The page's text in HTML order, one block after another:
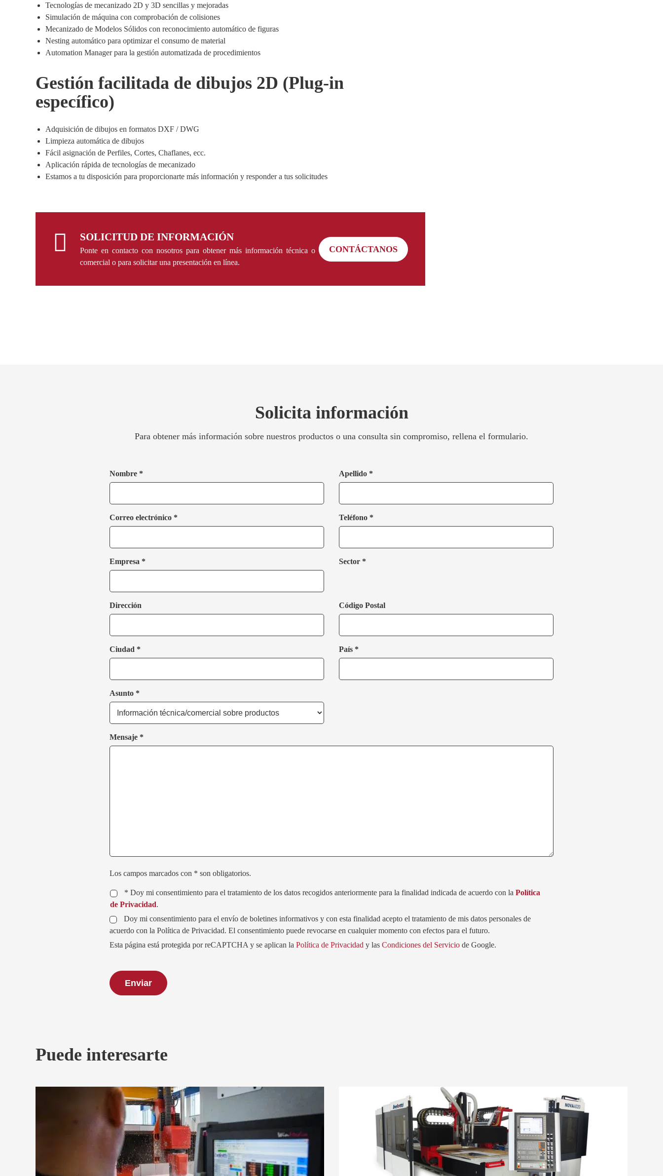
Tecnologías de mecanizado 2D y 3D sencillas y mejoradas
Simulación de máquina con comprobación de colisiones
Mecanizado de Modelos Sólidos con reconocimiento automático de figuras
Nesting automático para optimizar el consumo de material
Automation Manager para la gestión automatizada de procedimientos
Gestión facilitada de dibujos 2D (Plug-in
específico)
Adquisición de dibujos en formatos DXF / DWG
Limpieza automática de dibujos
Fácil asignación de Perfiles, Cortes, Chaflanes, ecc.
Aplicación rápida de tecnologías de mecanizado
Estamos a tu disposición para proporcionarte más información y responder a tus solicitudes
SOLICITUD DE INFORMACIÓN
Ponte en contacto con nosotros para obtener más información técnica o
comercial o para solicitar una presentación en línea.
CONTÁCTANOS
Solicita información
Para obtener más información sobre nuestros productos o una consulta sin compromiso, rellena el formulario.
Nombre * Apellido *
Correo electrónico * Teléfono *
Empresa * Sector *
Dirección Código Postal
Ciudad * País *
Asunto *
Mensaje *
Los campos marcados con * son obligatorios.
* Doy mi consentimiento para el tratamiento de los datos recogidos anteriormente para la finalidad indicada de acuerdo con la Política
de Privacidad.
Doy mi consentimiento para el envío de boletines informativos y con esta finalidad acepto el tratamiento de mis datos personales de
acuerdo con la Política de Privacidad. El consentimiento puede revocarse en cualquier momento con efectos para el futuro.
Esta página está protegida por reCAPTCHA y se aplican la Política de Privacidad y las Condiciones del Servicio de Google.
Puede interesarte